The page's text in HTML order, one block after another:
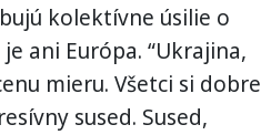
kolektívne úsilie o
ani Európa. “Ukrajina,
mieru. Všetci si dobre
sused. Sused,